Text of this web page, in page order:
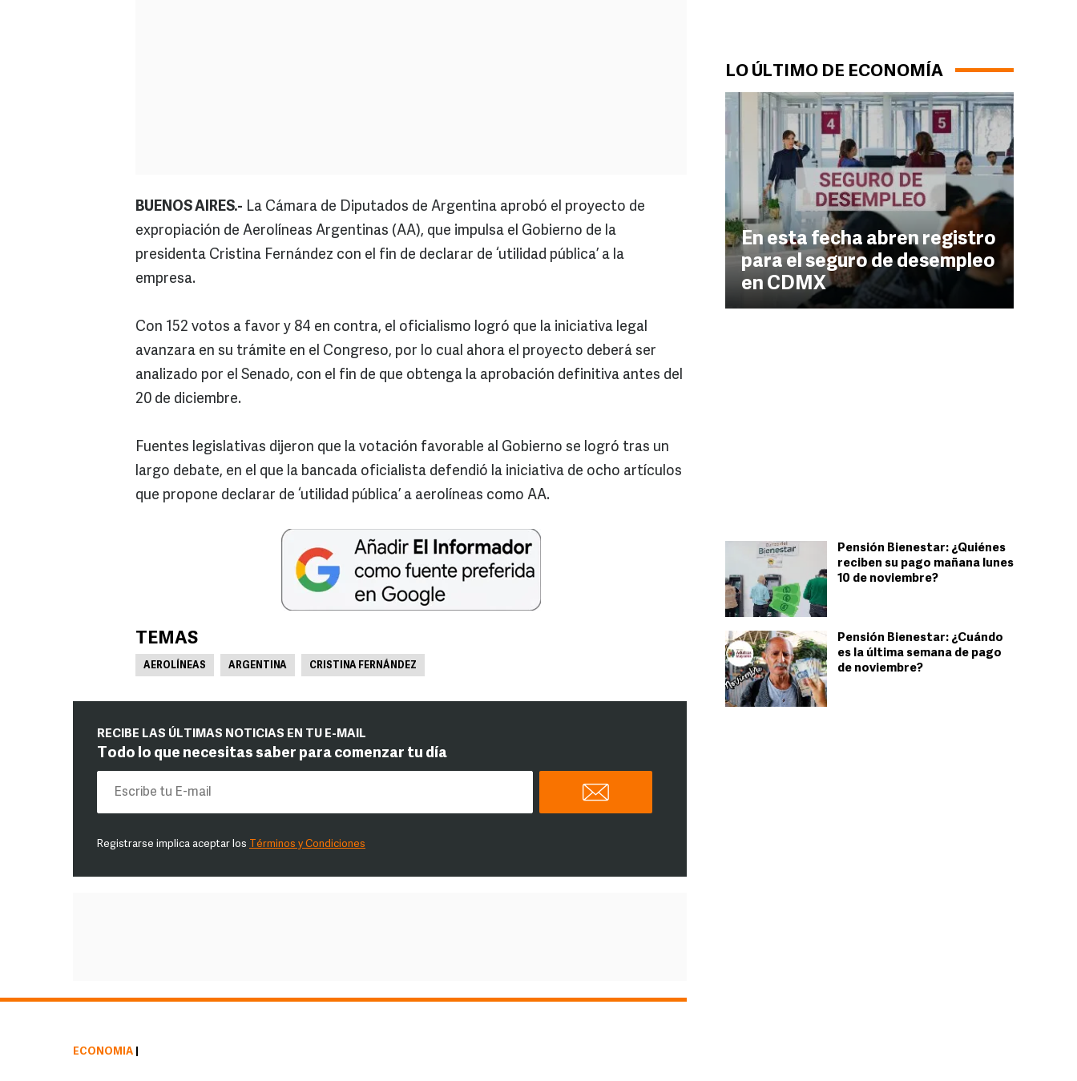
LO ÚLTIMO DE ECONOMÍA
En esta fecha abren registro
para el seguro de desempleo
en CDMX
Pensión Bienestar: ¿Quiénes
reciben su pago mañana lunes
10 de noviembre?
Pensión Bienestar: ¿Cuándo
es la última semana de pago
de noviembre?
BUENOS AIRES.- La Cámara de Diputados de Argentina aprobó el proyecto de
expropiación de Aerolíneas Argentinas (AA), que impulsa el Gobierno de la
presidenta Cristina Fernández con el fin de declarar de ‘utilidad pública’ a la
empresa.
Con 152 votos a favor y 84 en contra, el oficialismo logró que la iniciativa legal
avanzara en su trámite en el Congreso, por lo cual ahora el proyecto deberá ser
analizado por el Senado, con el fin de que obtenga la aprobación definitiva antes del
20 de diciembre.
Fuentes legislativas dijeron que la votación favorable al Gobierno se logró tras un
largo debate, en el que la bancada oficialista defendió la iniciativa de ocho artículos
que propone declarar de ‘utilidad pública’ a aerolíneas como AA.
TEMAS
AEROLÍNEAS ARGENTINA CRISTINA FERNÁNDEZ
RECIBE LAS ÚLTIMAS NOTICIAS EN TU E-MAIL
Todo lo que necesitas saber para comenzar tu día
Registrarse implica aceptar los Términos y Condiciones
ECONOMÍA